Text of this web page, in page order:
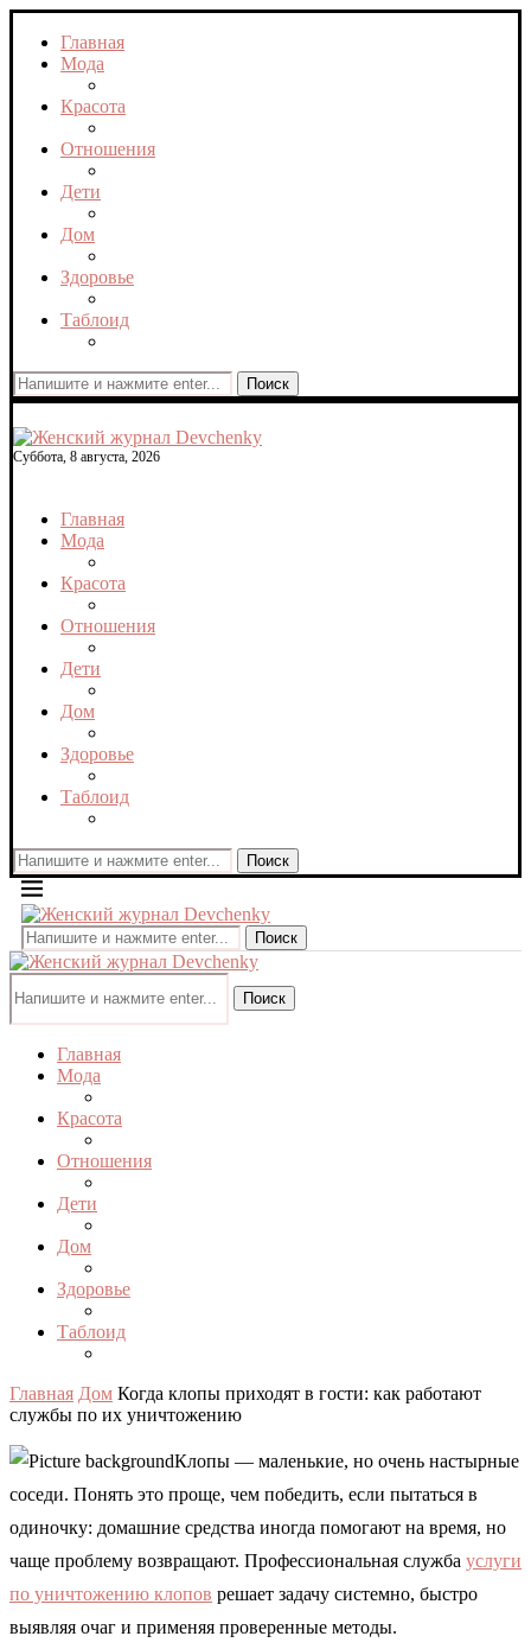
Главная
Мода
Красота
Отношения
Дети
Дом
Здоровье
Таблоид
Поиск
Суббота, 8 августа, 2026
Главная
Мода
Красота
Отношения
Дети
Дом
Здоровье
Таблоид
Поиск
Поиск
Поиск
Главная
Мода
Красота
Отношения
Дети
Дом
Здоровье
Таблоид
Главная Дом Когда клопы приходят в гости: как работают
службы по их уничтожению
Клопы — маленькие, но очень настырные
соседи. Понять это проще, чем победить, если пытаться в
одиночку: домашние средства иногда помогают на время, но
чаще проблему возвращают. Профессиональная служба услуги
по уничтожению клопов решает задачу системно, быстро
выявляя очаг и применяя проверенные методы.